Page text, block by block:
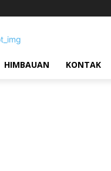
HIMBAUAN KONTAK